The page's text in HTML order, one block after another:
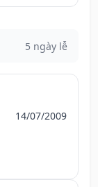
5 ngày lễ
14/07/2009